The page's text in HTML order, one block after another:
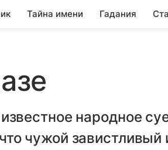
Тайна имени Гадания
народное
чужой завистливый